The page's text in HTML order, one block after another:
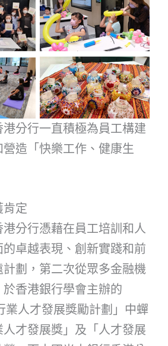
分行一直積極為員工構建
營造「快樂工作、健康生
肯定
分行憑藉在員工培訓和人
卓越表現、創新實踐和前
劃，第二次從眾多金融機
香港銀行學會主辦的
業人才發展獎勵計劃」中蟬
才發展獎」及「人才發展